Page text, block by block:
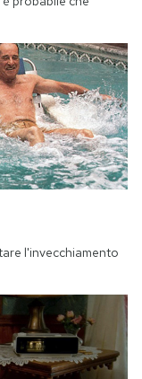
l'invecchiamento